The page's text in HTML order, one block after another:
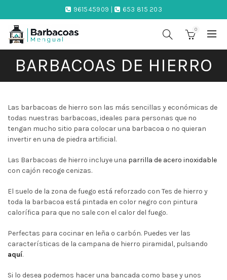
961545909 | 653 815 203
0
BARBACOAS DE HIERRO
Las barbacoas de hierro son las más sencillas y económicas de
todas nuestras barbacoas, ideales para personas que no
tengan mucho sitio para colocar una barbacoa o no quieran
invertir en una de piedra artificial.
Las Barbacoas de hierro incluye una parrilla de acero inoxidable
con cajón recoge cenizas.
El suelo de la zona de fuego está reforzado con Tes de hierro y
toda la barbacoa está pintada en color negro con pintura
calorífica para que no sale con el calor del fuego.
Perfectas para cocinar en leña o carbón. Puedes ver las
características de la campana de hierro piramidal, pulsando
aquí.
Si lo desea podemos hacer una bancada como base y unos